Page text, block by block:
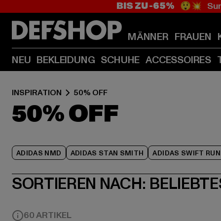
BIS ZU -65% 😲💥
MÄNNER FRAUEN
NEU BEKLEIDUNG SCHUHE ACCESSOIRES
INSPIRATION 50% OFF
50% OFF
ADIDAS NMD ADIDAS STAN SMITH ADIDAS SWIFT RUN
SORTIEREN NACH:
60 ARTIKEL